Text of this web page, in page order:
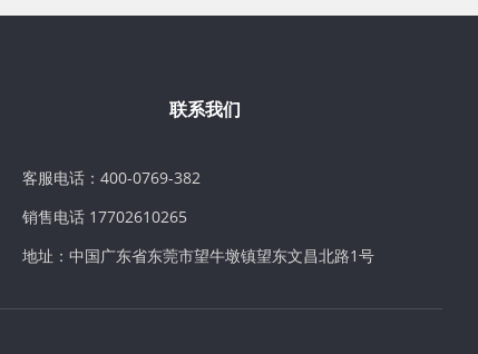
联系我们
客服电话：400-0769-382
销售电话 17702610265
地址：中国广东省东莞市望牛墩镇望东文昌北路1号